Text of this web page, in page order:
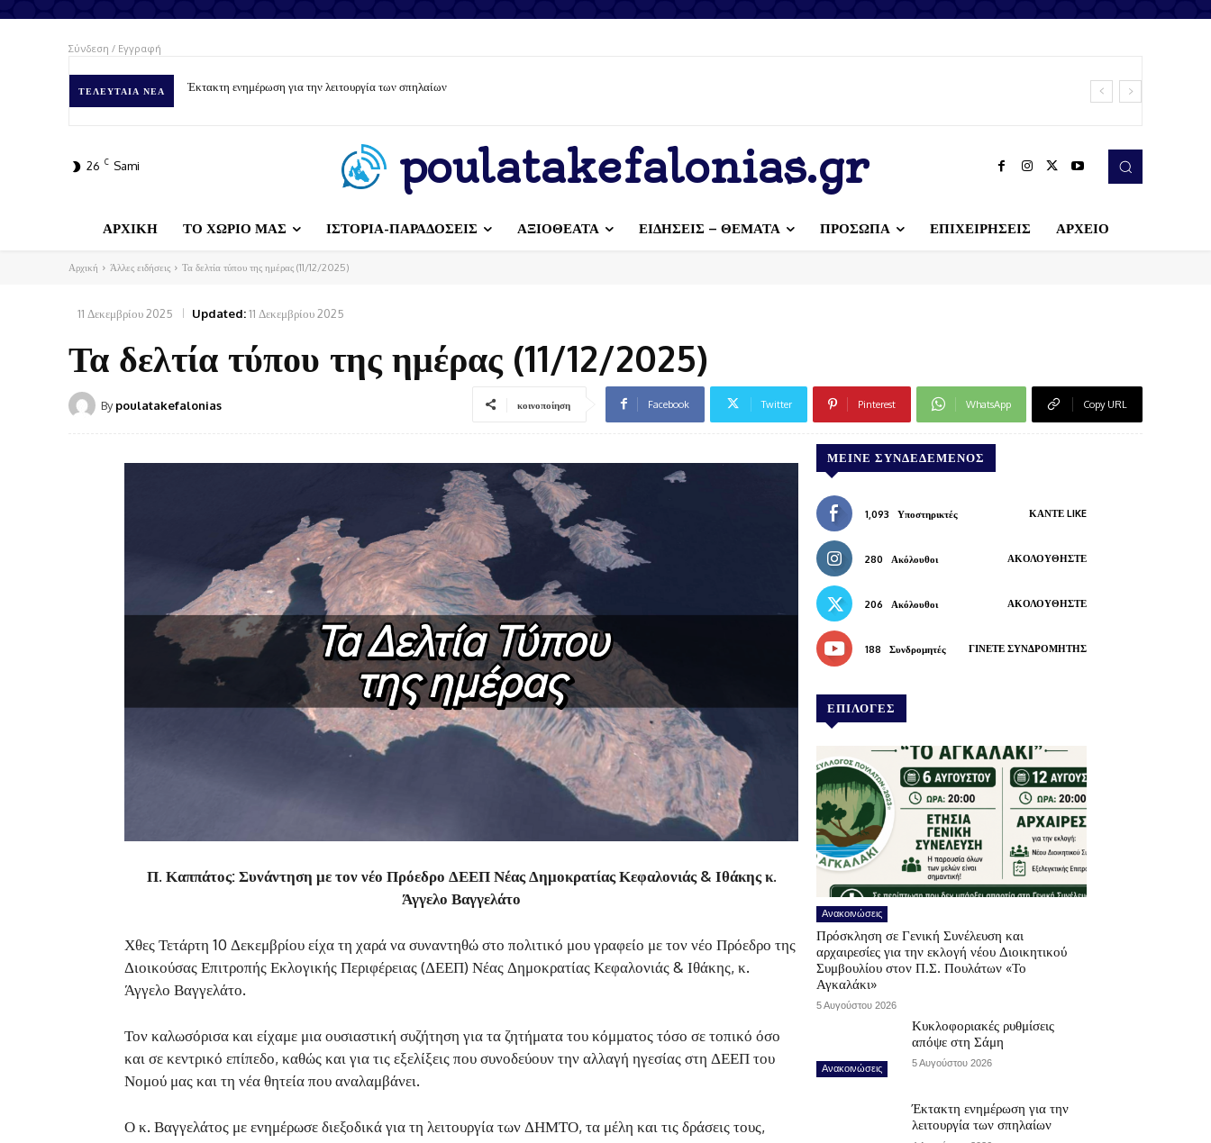
Σύνδεση / Εγγραφή
ΤΕΛΕΥΤΑΊΑ ΝΈΑ Έκτακτη ενημέρωση για την λειτουργία των σπηλαίων
26 C Sami poulatakefalonias.gr
ΑΡΧΙΚΗ ΤΟ ΧΩΡΙΟ ΜΑΣ ΙΣΤΟΡΙΑ-ΠΑΡΑΔΟΣΕΙΣ ΑΞΙΟΘΕΑΤΑ ΕΙΔΗΣΕΙΣ – ΘΕΜΑΤΑ ΠΡΟΣΩΠΑ ΕΠΙΧΕΙΡΗΣΕΙΣ ΑΡΧΕΙΟ
Αρχική Άλλες ειδήσεις Τα δελτία τύπου της ημέρας (11/12/2025)
11 Δεκεμβρίου 2025 Updated:11 Δεκεμβρίου 2025
Τα δελτία τύπου της ημέρας (11/12/2025)
By poulatakefalonias κοινοποίηση Facebook Twitter Pinterest WhatsApp Copy URL
Π. Καππάτος: Συνάντηση με τον νέο Πρόεδρο ΔΕΕΠ Νέας Δημοκρατίας Κεφαλονιάς & Ιθάκης κ.
Άγγελο Βαγγελάτο
Χθες Τετάρτη 10 Δεκεμβρίου είχα τη χαρά να συναντηθώ στο πολιτικό μου γραφείο με τον νέο Πρόεδρο της
Διοικούσας Επιτροπής Εκλογικής Περιφέρειας (ΔΕΕΠ) Νέας Δημοκρατίας Κεφαλονιάς & Ιθάκης, κ.
Άγγελο Βαγγελάτο.
Τον καλωσόρισα και είχαμε μια ουσιαστική συζήτηση για τα ζητήματα του κόμματος τόσο σε τοπικό όσο
και σε κεντρικό επίπεδο, καθώς και για τις εξελίξεις που συνοδεύουν την αλλαγή ηγεσίας στη ΔΕΕΠ του
Νομού μας και τη νέα θητεία που αναλαμβάνει.
Ο κ. Βαγγελάτος με ενημέρωσε διεξοδικά για τη λειτουργία των ΔΗΜΤΟ, τα μέλη και τις δράσεις τους,
ΜΕΊΝΕ ΣΥΝΔΕΔΕΜΈΝΟΣ
1,093 Υποστηρικτές ΚΆΝΤΕ LIKE
280 Ακόλουθοι ΑΚΟΛΟΥΘΉΣΤΕ
206 Ακόλουθοι ΑΚΟΛΟΥΘΉΣΤΕ
188 Συνδρομητές ΓΊΝΕΤΕ ΣΥΝΔΡΟΜΗΤΉΣ
ΕΠΙΛΟΓΕΣ
Ανακοινώσεις
Πρόσκληση σε Γενική Συνέλευση και
αρχαιρεσίες για την εκλογή νέου Διοικητικού
Συμβουλίου στον Π.Σ. Πουλάτων «Το
Αγκαλάκι»
5 Αυγούστου 2026
Ανακοινώσεις
Κυκλοφοριακές ρυθμίσεις
απόψε στη Σάμη
5 Αυγούστου 2026
Έκτακτη ενημέρωση για την
λειτουργία των σπηλαίων